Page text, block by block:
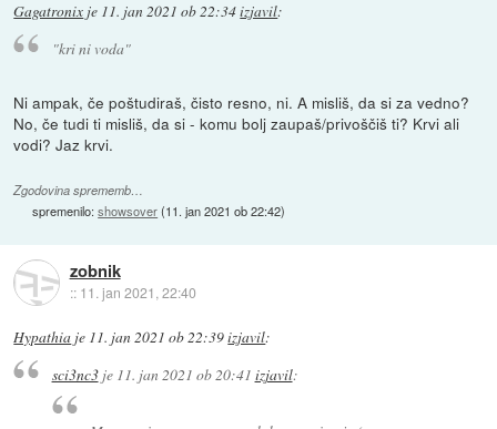
Gagatronix je 11. jan 2021 ob 22:34izjavil:
"kri ni voda"
Ni ampak, če poštudiraš, čisto resno, ni. A misliš, da si za vedno?
No, če tudi ti misliš, da si - komu bolj zaupaš/privoščiš ti? Krvi ali
vodi? Jaz krvi.
Zgodovina sprememb…
spremenilo:showsover(11. jan 2021 ob 22:42)
zobnik
:: 11. jan 2021, 22:40
Hypathia je 11. jan 2021 ob 22:39izjavil:
sci3nc3je 11. jan 2021 ob 20:41 izjavil: